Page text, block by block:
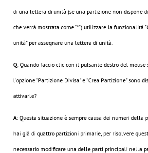
di una lettera di unità (se una partizione non dispone
che verrà mostrata come "*") utilizzare la funzionalità
unità" per assegnare una lettera di unità.
Q: Quando faccio clic con il pulsante destro del mouse
l'opzione "Partizione Divisa" e "Crea Partizione" sono
attivarle?
A: Questa situazione è sempre causa dei numeri della
hai già di quattro partizioni primarie, per risolvere
necessario modificare una delle parti principali nella